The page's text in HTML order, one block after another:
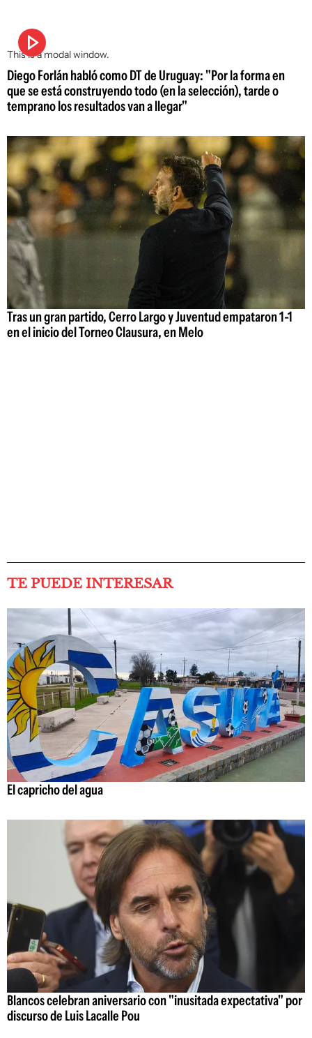
This is a modal window.
Diego Forlán habló como DT de Uruguay: "Por la forma en
que se está construyendo todo (en la selección), tarde o
temprano los resultados van a llegar"
Tras un gran partido, Cerro Largo y Juventud empataron 1-1
en el inicio del Torneo Clausura, en Melo
TE PUEDE INTERESAR
El capricho del agua
Blancos celebran aniversario con "inusitada expectativa" por
discurso de Luis Lacalle Pou